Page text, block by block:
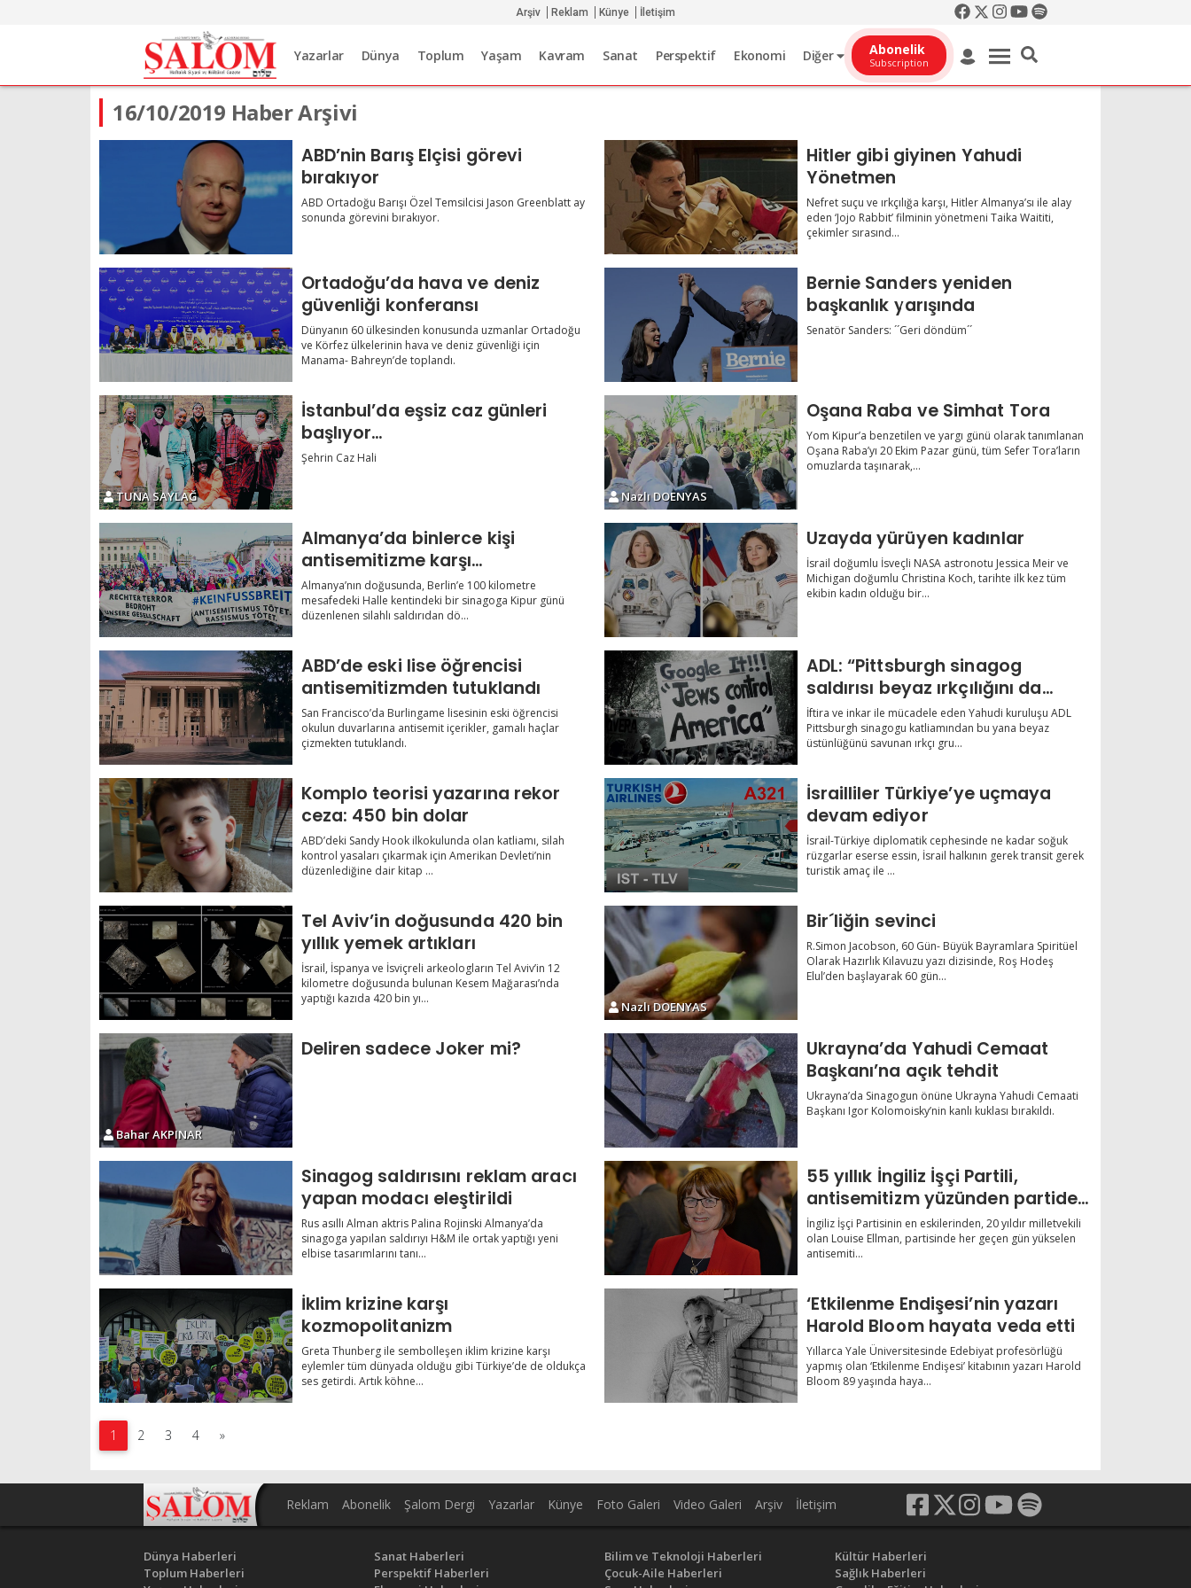
Arşiv Reklam Künye İletişim
Yazarlar Dünya Toplum Yaşam Kavram Sanat Perspektif Ekonomi Diğer Abonelik
Subscription
16/10/2019 Haber Arşivi
ABD’nin Barış Elçisi görevi
bırakıyor
ABD Ortadoğu Barışı Özel Temsilcisi Jason Greenblatt ay
sonunda görevini bırakıyor.
Hitler gibi giyinen Yahudi
Yönetmen
Nefret suçu ve ırkçılığa karşı, Hitler Almanya’sı ile alay
eden ‘Jojo Rabbit’ filminin yönetmeni Taika Waititi,
çekimler sırasınd...
Ortadoğu’da hava ve deniz
güvenliği konferansı
Dünyanın 60 ülkesinden konusunda uzmanlar Ortadoğu
ve Körfez ülkelerinin hava ve deniz güvenliği için
Manama- Bahreyn’de toplandı.
Bernie Sanders yeniden
başkanlık yarışında
Senatör Sanders: ´´Geri döndüm´´
TUNA SAYLAĞ
İstanbul’da eşsiz caz günleri
başlıyor…
Şehrin Caz Hali
Nazlı DOENYAS
Oşana Raba ve Simhat Tora
Yom Kipur’a benzetilen ve yargı günü olarak tanımlanan
Oşana Raba’yı 20 Ekim Pazar günü, tüm Sefer Tora’ların
omuzlarda taşınarak,...
Almanya’da binlerce kişi
antisemitizme karşı
sokaklardaydı
Almanya’nın doğusunda, Berlin’e 100 kilometre
mesafedeki Halle kentindeki bir sinagoga Kipur günü
düzenlenen silahlı saldırıdan dö...
Uzayda yürüyen kadınlar
İsrail doğumlu İsveçli NASA astronotu Jessica Meir ve
Michigan doğumlu Christina Koch, tarihte ilk kez tüm
ekibin kadın olduğu bir...
ABD’de eski lise öğrencisi
antisemitizmden tutuklandı
San Francisco’da Burlingame lisesinin eski öğrencisi
okulun duvarlarına antisemit içerikler, gamalı haçlar
çizmekten tutuklandı.
ADL: “Pittsburgh sinagog
saldırısı beyaz ırkçılığını da
körükledi”
İftira ve inkar ile mücadele eden Yahudi kuruluşu ADL
Pittsburgh sinagogu katliamından bu yana beyaz
üstünlüğünü savunan ırkçı gru...
Komplo teorisi yazarına rekor
ceza: 450 bin dolar
ABD’deki Sandy Hook ilkokulunda olan katliamı, silah
kontrol yasaları çıkarmak için Amerikan Devleti’nin
düzenlediğine dair kitap ...
İsrailliler Türkiye’ye uçmaya
devam ediyor
İsrail-Türkiye diplomatik cephesinde ne kadar soğuk
rüzgarlar eserse essin, İsrail halkının gerek transit gerek
turistik amaç ile ...
Tel Aviv’in doğusunda 420 bin
yıllık yemek artıkları
İsrail, İspanya ve İsviçreli arkeologların Tel Aviv’in 12
kilometre doğusunda bulunan Kesem Mağarası’nda
yaptığı kazıda 420 bin yı...
Nazlı DOENYAS
Bir´liğin sevinci
R.Simon Jacobson, 60 Gün- Büyük Bayramlara Spiritüel
Olarak Hazırlık Kılavuzu yazı dizisinde, Roş Hodeş
Elul’den başlayarak 60 gün...
Bahar AKPINAR
Deliren sadece Joker mi?
Ukrayna’da Yahudi Cemaat
Başkanı’na açık tehdit
Ukrayna’da Sinagogun önüne Ukrayna Yahudi Cemaati
Başkanı Igor Kolomoisky’nin kanlı kuklası bırakıldı.
Sinagog saldırısını reklam aracı
yapan modacı eleştirildi
Rus asıllı Alman aktris Palina Rojinski Almanya’da
sinagoga yapılan saldırıyı H&M ile ortak yaptığı yeni
elbise tasarımlarını tanı...
55 yıllık İngiliz İşçi Partili,
antisemitizm yüzünden partiden
ayrıldı
İngiliz İşçi Partisinin en eskilerinden, 20 yıldır milletvekili
olan Louise Ellman, partisinde her geçen gün yükselen
antisemiti...
İklim krizine karşı
kozmopolitanizm
Greta Thunberg ile sembolleşen iklim krizine karşı
eylemler tüm dünyada olduğu gibi Türkiye’de de oldukça
ses getirdi. Artık köhne...
‘Etkilenme Endişesi’nin yazarı
Harold Bloom hayata veda etti
Yıllarca Yale Üniversitesinde Edebiyat profesörlüğü
yapmış olan ‘Etkilenme Endişesi’ kitabının yazarı Harold
Bloom 89 yaşında haya...
1 2 3 4 »
Reklam Abonelik Şalom Dergi Yazarlar Künye Foto Galeri Video Galeri Arşiv İletişim
Dünya Haberleri
Toplum Haberleri
Sanat Haberleri
Perspektif Haberleri
Bilim ve Teknoloji Haberleri
Çocuk-Aile Haberleri
Kültür Haberleri
Sağlık Haberleri